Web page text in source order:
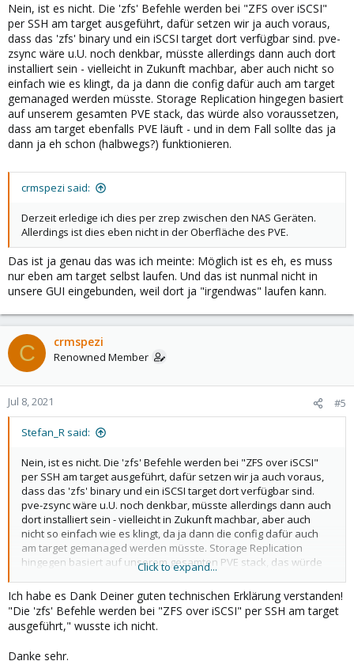
Nein, ist es nicht. Die 'zfs' Befehle werden bei "ZFS over iSCSI"
per SSH am target ausgeführt, dafür setzen wir ja auch voraus,
dass das 'zfs' binary und ein iSCSI target dort verfügbar sind. pve-
zsync wäre u.U. noch denkbar, müsste allerdings dann auch dort
installiert sein - vielleicht in Zukunft machbar, aber auch nicht so
einfach wie es klingt, da ja dann die config dafür auch am target
gemanaged werden müsste. Storage Replication hingegen basiert
auf unserem gesamten PVE stack, das würde also voraussetzen,
dass am target ebenfalls PVE läuft - und in dem Fall sollte das ja
dann ja eh schon (halbwegs?) funktionieren.
crmspezi said:
Derzeit erledige ich dies per zrep zwischen den NAS Geräten.
Allerdings ist dies eben nicht in der Oberfläche des PVE.
Das ist ja genau das was ich meinte: Möglich ist es eh, es muss
nur eben am target selbst laufen. Und das ist nunmal nicht in
unsere GUI eingebunden, weil dort ja "irgendwas" laufen kann.
C crmspezi
Renowned Member
Jul 8, 2021 #5
Stefan_R said:
Nein, ist es nicht. Die 'zfs' Befehle werden bei "ZFS over iSCSI"
per SSH am target ausgeführt, dafür setzen wir ja auch voraus,
dass das 'zfs' binary und ein iSCSI target dort verfügbar sind.
pve-zsync wäre u.U. noch denkbar, müsste allerdings dann auch
dort installiert sein - vielleicht in Zukunft machbar, aber auch
nicht so einfach wie es klingt, da ja dann die config dafür auch
am target gemanaged werden müsste. Storage Replication
hingegen basiert auf unserem gesamten PVE stack, das würde
also voraussetzen, dass am target ebenfalls PVE läuft - und in
dem Fall sollte das ja dann ja eh schon (halbwegs?)
funktionieren.
Click to expand...
Ich habe es Dank Deiner guten technischen Erklärung verstanden!
"Die 'zfs' Befehle werden bei "ZFS over iSCSI" per SSH am target
ausgeführt," wusste ich nicht.
Danke sehr.